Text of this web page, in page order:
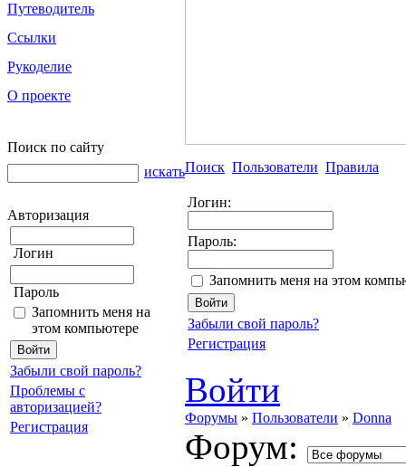
Путеводитель
Ссылки
Рукоделие
О проекте
Поиск по сайту
искать
Авторизация
Логин
Пароль
Запомнить меня на
этом компьютере
Забыли свой пароль?
Проблемы с
авторизацией?
Регистрация
Поиск Пользователи Правила
Логин:
Пароль:
Запомнить меня на этом
Забыли свой пароль?
Регистрация
Войти
Форумы » Пользователи » Donna
Форум: